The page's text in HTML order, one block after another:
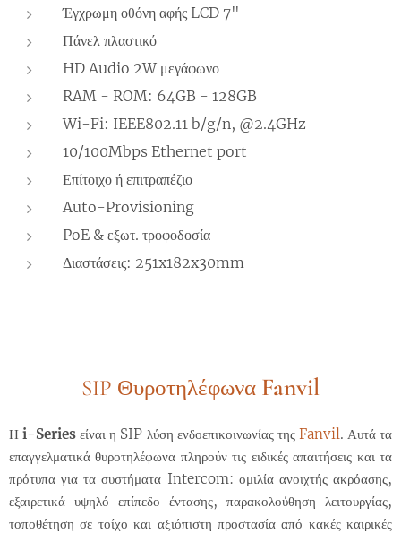
Έγχρωμη οθόνη αφής LCD 7"
Πάνελ πλαστικό
HD Audio 2W μεγάφωνο
RAM - ROM: 64GB - 128GB
Wi-Fi: IEEE802.11 b/g/n, @2.4GHz
10/100Mbps Ethernet port
Επίτοιχο ή επιτραπέζιο
Auto-Provisioning
PoE & εξωτ. τροφοδοσία
Διαστάσεις: 251x182x30mm
SIP Θυροτηλέφωνα Fanvil
Ηi-Series είναι η SIP λύση ενδοεπικοινωνίας της Fanvil. Αυτά τα
επαγγελματικά θυροτηλέφωνα πληρούν τις ειδικές απαιτήσεις και τα
πρότυπα για τα συστήματα Intercom: ομιλία ανοιχτής ακρόασης,
εξαιρετικά υψηλό επίπεδο έντασης, παρακολούθηση λειτουργίας,
τοποθέτηση σε τοίχο και αξιόπιστη προστασία από κακές καιρικές